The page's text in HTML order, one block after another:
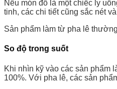
Nếu món đồ là một chiếc ly
tinh, các chi tiết cũng sắc nét
Sản phẩm làm từ pha lê
So độ trong suốt
Khi nhìn kỹ vào các sản phẩm
100%. Với pha lê, các sản